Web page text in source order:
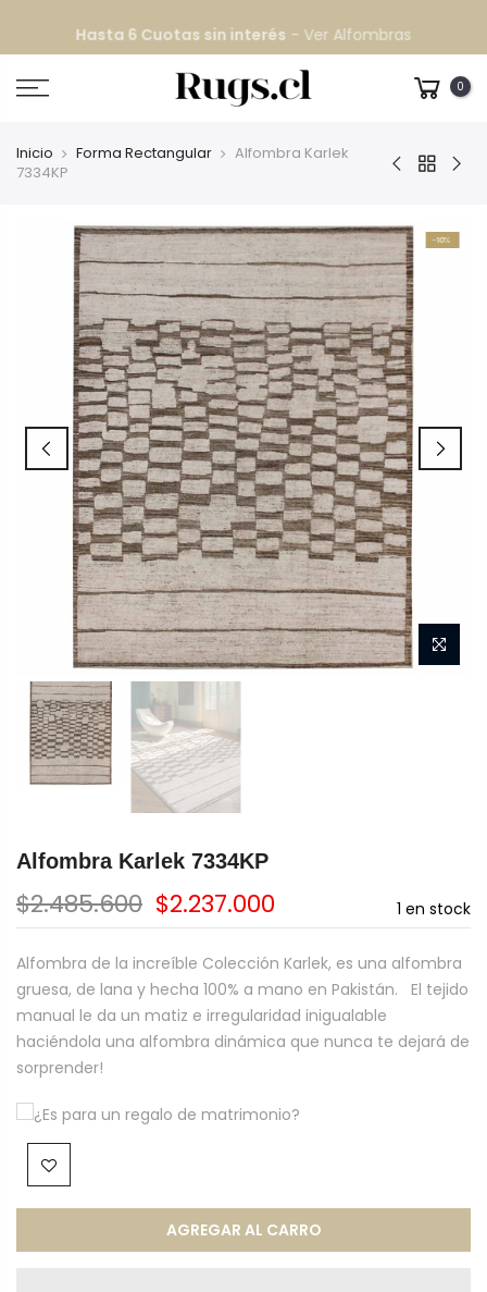
Despacho GRATIS todo Chile continental
0
Inicio Forma Rectangular
Alfombra Karlek
7334KP
-10%
Alfombra Karlek 7334KP
1 en stock
$2.485.600 $2.237.000
Alfombra de la increíble Colección Karlek, es una alfombra
gruesa, de lana y hecha 100% a mano en Pakistán. El tejido
manual le da un matiz e irregularidad inigualable
haciéndola una alfombra dinámica que nunca te dejará de
sorprender!
¿Es para un regalo de matrimonio?
AGREGAR AL CARRO